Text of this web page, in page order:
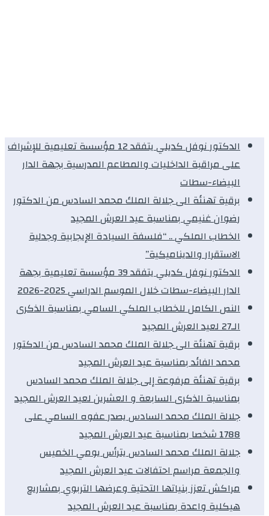
الدكتور نوفل كديلي يتفقد 12 مؤسسة تعليمية للإشراف
على مراقبة الداخليات والمطاعم المدرسية بجهة الدار
البيضاء-سطات
برقية تهنئة الى جلالة الملك محمد السادس من الدكتور
رضوان غنيمي بمناسبة عيد العرش المجيد
الخطاب الملكي .. “فلسفة السيادة الإيجابية وجدلية
الاستقرار والديناميكية”
الدكتور نوفل كديلي يتفقد 39 مؤسسة تعليمية بجهة
الدار البيضاء-سطات خلال الموسم الدراسي 2025-2026
النص الكامل للخطاب الملكي السامي بمناسبة الذكرى
الـ27 لعيد العرش المجيد
برقية تهنئة الى جلالة الملك محمد السادس من الدكتور
محمد الفائد بمناسبة عيد العرش المجيد
برقية تهنئة مرفوعة إلى جلالة الملك محمد السادس
بمناسبة الذكرى السابعة و العشرين لعيد العرش المجيد
جلالة الملك محمد السادس يصدر عفوه السامي على
1788 شخصا بمناسبة عيد العرش المجيد
جلالة الملك محمد السادس يترأس يومي الخميس
والجمعة مراسم احتفالات عيد العرش المجيد
مراكش تعزز بنياتها التحتية وعرضها التربوي بمشاريع
هيكلية واعدة بمناسبة عيد العرش المجيد